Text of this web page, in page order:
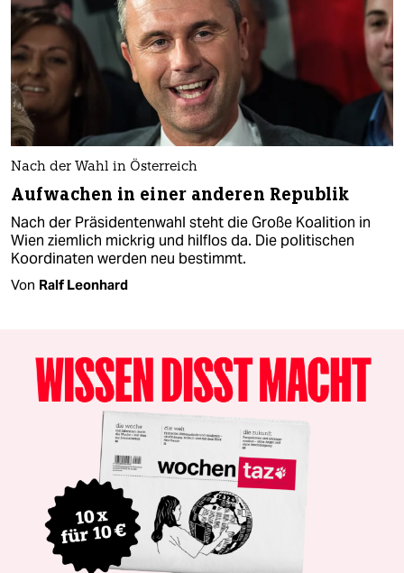
Nach der Wahl in Österreich
Aufwachen in einer anderen Republik
Nach der Präsidentenwahl steht die Große Koalition in
Wien ziemlich mickrig und hilflos da. Die politischen
Koordinaten werden neu bestimmt.
Von Ralf Leonhard